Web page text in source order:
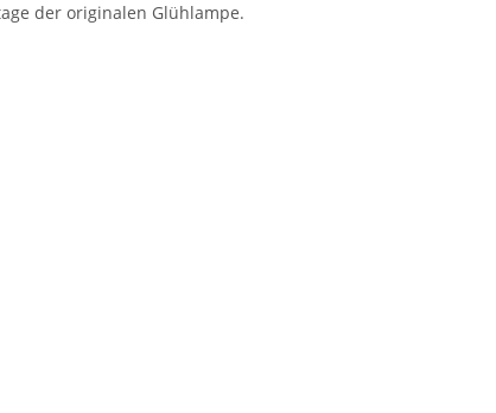
der originalen Glühlampe.